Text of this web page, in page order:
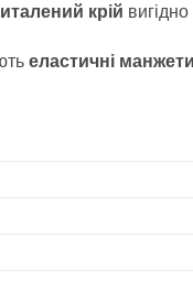
крій
еластичні